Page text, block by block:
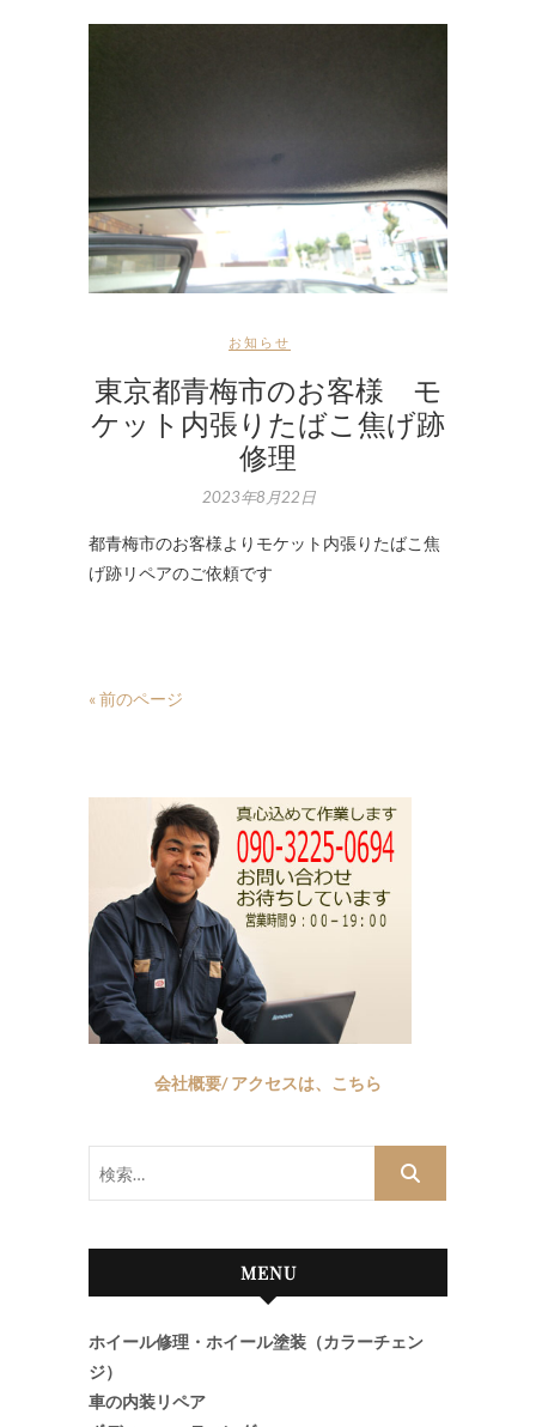
お知らせ
東京都青梅市のお客様 モ
ケット内張りたばこ焦げ跡
修理
2023年8月22日
都青梅市のお客様よりモケット内張りたばこ焦
げ跡リペアのご依頼です
« 前のページ
会社概要/ アクセスは、こちら
MENU
ホイール修理・ホイール塗装（カラーチェン
ジ）
車の内装リペア